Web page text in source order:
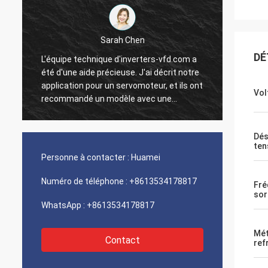
Sarah Chen
L'équipe technique d'inverters-vfd.com a
été d'une aide précieuse. J'ai décrit notre
application pour un servomoteur, et ils ont
recommandé un modèle avec une
réponse dynamique supérieure.
une
Nous
Personne à contacter : Huamei
Numéro de téléphone : +8613534178817
WhatsApp : +8613534178817
Contact